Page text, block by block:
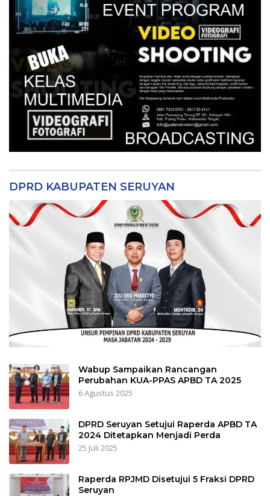
DPRD KABUPATEN SERUYAN
Wabup Sampaikan Rancangan
Perubahan KUA-PPAS APBD TA 2025
6 Agustus 2025
DPRD Seruyan Setujui Raperda APBD TA
2024 Ditetapkan Menjadi Perda
25 Juli 2025
Raperda RPJMD Disetujui 5 Fraksi DPRD
Seruyan